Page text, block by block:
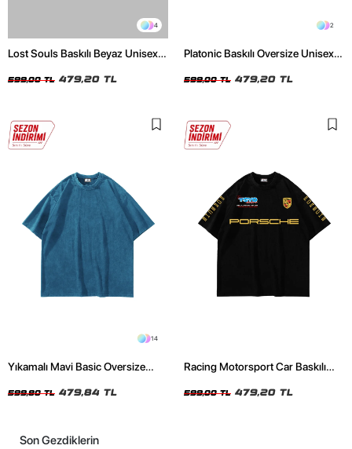
4
Lost Souls Baskılı Beyaz Unisex
599,00 TL 479,20 TL
2
Platonic Baskılı Oversize Unisex
599,00 TL 479,20 TL
14
Yıkamalı Mavi Basic Oversize
599,80 TL 479,84 TL
Racing Motorsport Car Baskılı
599,00 TL 479,20 TL
Son Gezdiklerin